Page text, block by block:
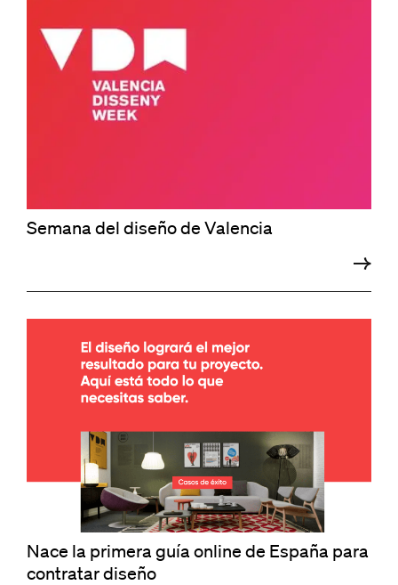
Semana del diseño de Valencia
Nace la primera guía online de España para
contratar diseño